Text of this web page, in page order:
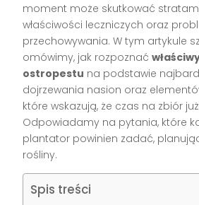
moment może skutkować
właściwości leczniczych oraz
przechowywania. W tym artykule
omówimy, jak rozpoznać
ostropestu na podstawie
dojrzewania nasion oraz
które wskazują, że czas na zbiór
Odpowiadamy na pytania, które
plantator powinien zadać,
rośliny.
Spis treści